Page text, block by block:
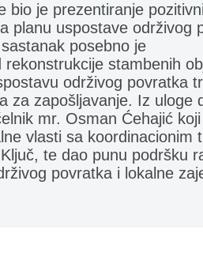
bio je prezentiranje
planu uspostave održivog
posebno je
rekonstrukcije stambenih
održivog povratka
za zapošljavanje. Iz uloge
mr. Osman Ćehajić
vlasti sa koordinacionim
te dao punu podršku
povratka i lokalne